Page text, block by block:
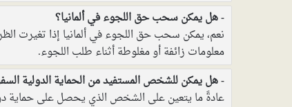
هل يمكن سحب حق اللجوء في ألمانيا؟
نعم، يمكن سحب حق اللجوء في ألمانيا إذا تغيرت
معلومات زائفة أو مغلوطة أثناء طلب اللجوء.
هل يمكن للشخص المستفيد من الحماية الدولية
عادةً ما يتعين على الشخص الذي يحصل على حماية